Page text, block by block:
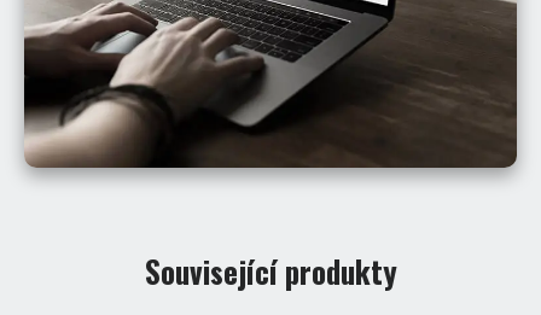
Související produkty